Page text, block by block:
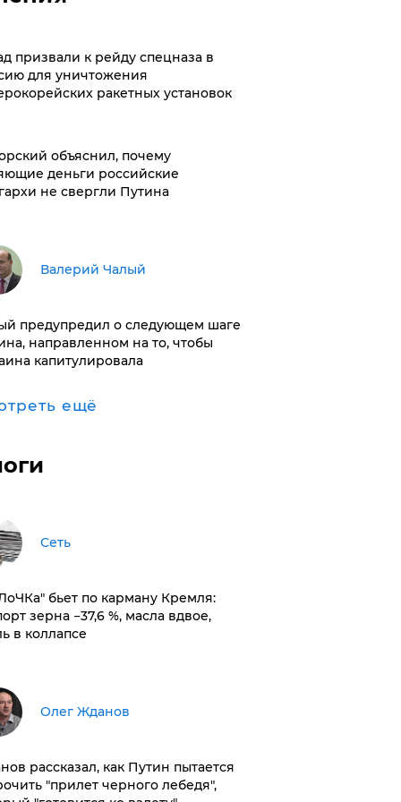
призвали к рейду спецназа в
для уничтожения
ракетных установок
объяснил, почему
деньги российские
не свергли Путина
Валерий Чалый
предупредил о следующем шаге
направленном на то, чтобы
капитулировала
ещё
Сеть
бьет по карману Кремля:
зерна −37,6 %, масла вдвое,
в коллапсе
Олег Жданов
рассказал, как Путин пытается
"прилет черного лебедя",